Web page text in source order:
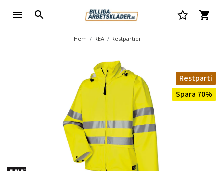
Hem REA Restpartier
Restparti
Spara 70%